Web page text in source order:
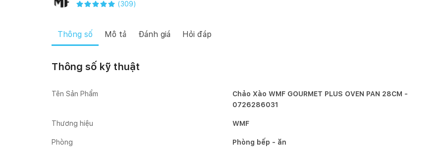
(309)
Thông số Mô tả Đánh giá Hỏi đáp
Thông số kỹ thuật
Tên Sản Phẩm
Chảo Xào WMF GOURMET PLUS OVEN PAN 28CM -
0726286031
Thương hiệu WMF
Phòng Phòng bếp - ăn